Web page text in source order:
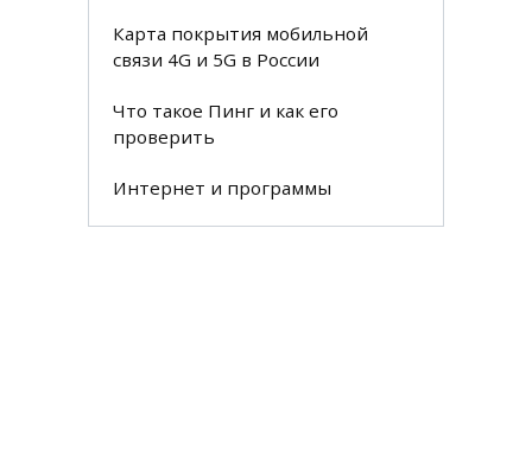
Карта покрытия мобильной
связи 4G и 5G в России
Что такое Пинг и как его
проверить
Интернет и программы